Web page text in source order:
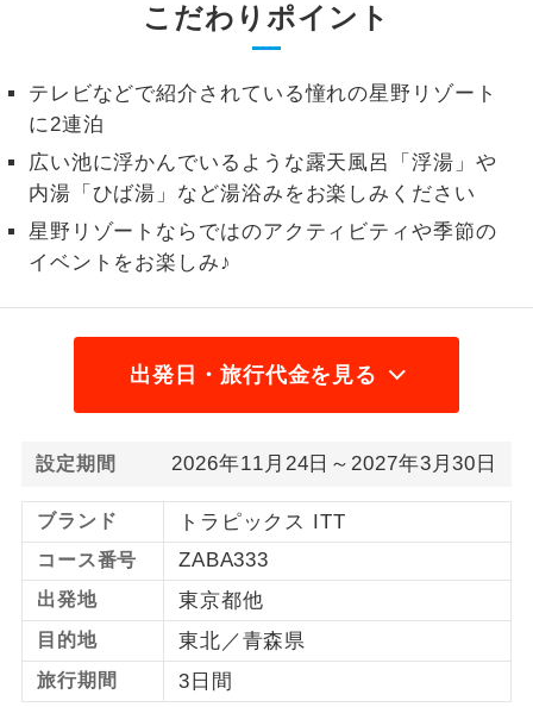
こだわりポイント
テレビなどで紹介されている憧れの星野リゾート
に2連泊
広い池に浮かんでいるような露天風呂「浮湯」や
内湯「ひば湯」など湯浴みをお楽しみください
星野リゾートならではのアクティビティや季節の
イベントをお楽しみ♪
出発日・旅行代金を見る
設定期間 2026年11月24日～2027年3月30日
ブランド トラピックス ITT
コース番号 ZABA333
出発地 東京都他
目的地 東北／青森県
旅行期間 3日間
トラベルイヤ
周りの音を気にせず、ガイドさんの説明
をじっくり聞くことができます。
1名様催行
1名様から出発可能な個人型プランで
2名様催行
2名様から出発可能な個人型プランで
す。
おひとり様参
加限定
おひとり様限定でご参加いただけるコー
スです。
ご夫婦限定
ご夫婦限定でご参加いただけるコースで
年齢制限あり
ご参加にあたり年齢に制限があるコース
です。
航空会社指定
利用航空会社が指定なので、ご出発の計
画にとても便利です。